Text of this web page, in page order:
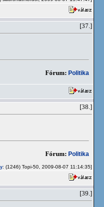
[37.]
Fórum: Politika
[38.]
Fórum: Politika
: (1246) Topi-50, 2009-08-07 11:14:35]
[39.]